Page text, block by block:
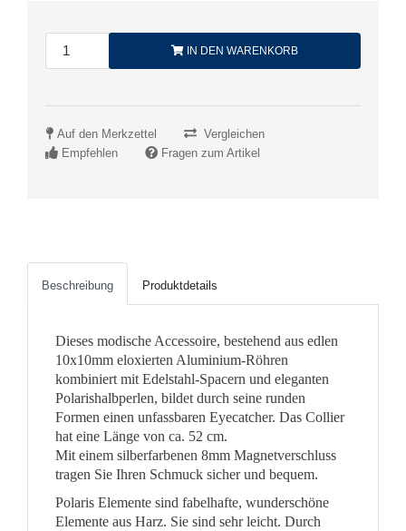
IN DEN WARENKORB
Auf den Merkzettel
Vergleichen
Empfehlen
Fragen zum Artikel
Beschreibung Produktdetails
Dieses modische Accessoire, bestehend aus edlen
10x10mm eloxierten Aluminium-Röhren
kombiniert mit Edelstahl-Spacern und eleganten
Polarishalbperlen, bildet durch seine runden
Formen einen unfassbaren Eyecatcher. Das Collier
hat eine Länge von ca. 52 cm.
Mit einem silberfarbenen 8mm Magnetverschluss
tragen Sie Ihren Schmuck sicher und bequem.
Polaris Elemente sind fabelhafte, wunderschöne
Elemente aus Harz. Sie sind sehr leicht. Durch